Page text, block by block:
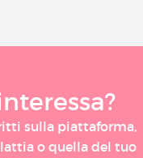
sulla piattaforma,
o quella del tuo